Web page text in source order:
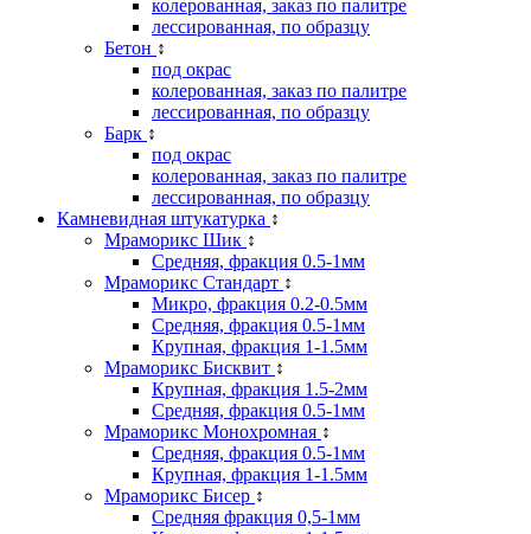
колерованная, заказ по палитре
лессированная, по образцу
Бетон ↕
под окрас
колерованная, заказ по палитре
лессированная, по образцу
Барк ↕
под окрас
колерованная, заказ по палитре
лессированная, по образцу
Камневидная штукатурка ↕
Мраморикс Шик ↕
Средняя, фракция 0.5-1мм
Мраморикс Стандарт ↕
Микро, фракция 0.2-0.5мм
Средняя, фракция 0.5-1мм
Крупная, фракция 1-1.5мм
Мраморикс Бисквит ↕
Крупная, фракция 1.5-2мм
Средняя, фракция 0.5-1мм
Мраморикс Монохромная ↕
Средняя, фракция 0.5-1мм
Крупная, фракция 1-1.5мм
Мраморикс Бисер ↕
Средняя фракция 0,5-1мм